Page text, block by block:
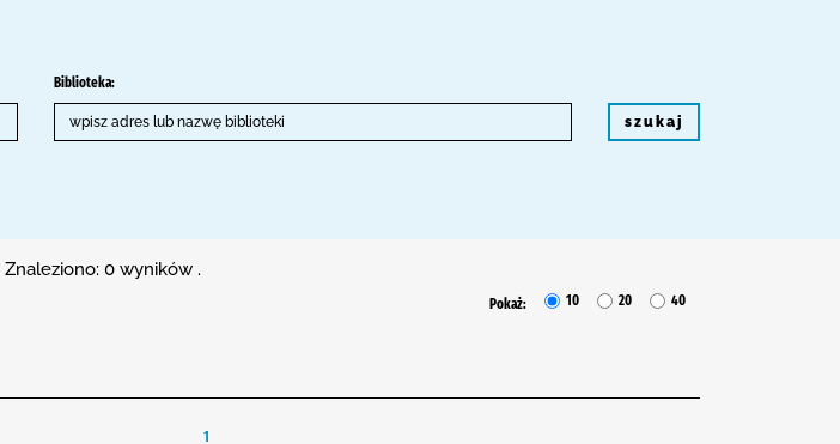
Biblioteka:
szukaj
Znaleziono: 0 wyników .
Pokaż: 10 20 40
1